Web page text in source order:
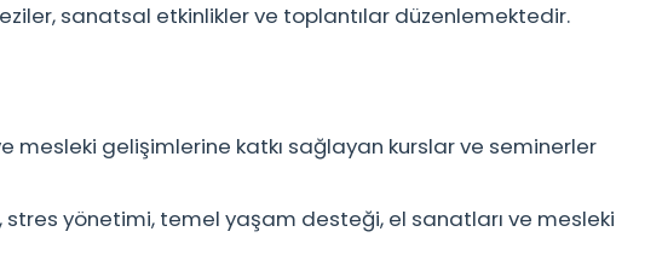
sanatsal etkinlikler ve toplantılar düzenlemektedir.
ve mesleki gelişimlerine katkı sağlayan kurslar ve seminerler
stres yönetimi, temel yaşam desteği, el sanatları ve mesleki